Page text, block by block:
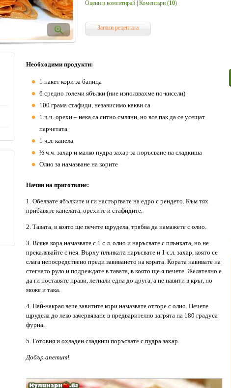
Оцени и коментирай Коментари (10)
Запази рецептата
Необходими продукти:
1 пакет кори за баница
6 средно големи ябълки (ние използвахме по-кисели)
100 грама стафиди, независимо какви са
1 ч.ч. орехи – нека са ситно смляни, но все пак да се усещат
парчетата
1 ч.л. канела
½ ч.ч. захар и малко пудра захар за поръсване на сладкиша
Олио за намазване на корите
Начин на приготвяне:
1. Обелвате ябълките и ги настъргвате на едро с рендето. Към тях
прибавяте канелата, орехите и стафидите.
2. Тавата, в която ще печете щрудела, трябва да намажете с олио.
3. Всяка кора намазвате с 1 с.л. олио и наръсвате с плънката, но не
прекалявайте с нея. Върху плънката наръсвате и 1 с.л. захар, която се
слага непосредствено преди завиването на кората. Кората навивате на
стегнато руло и подреждате в тавата, в която ще я печете. Желателно е
да ги поставяте прави, легнали една до друга, а не навити в кръг, но
може и така.
4. Най-накрая вече завитите кори намазвате отгоре с олио. Печете
щрудела до леко зачервяване в предварително загрята на 180 градуса
фурна.
5. Готовия и охладен сладкиш поръсвате с пудра захар.
Добър апетит!